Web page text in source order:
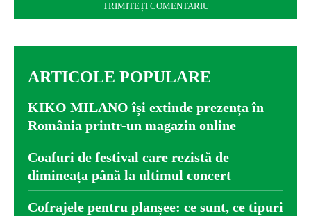
ARTICOLE POPULARE
KIKO MILANO își extinde prezența în
România printr-un magazin online
Coafuri de festival care rezistă de
dimineața până la ultimul concert
Cofrajele pentru planșee: ce sunt, ce tipuri